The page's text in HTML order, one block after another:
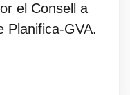
el Consell a
Planifica-GVA.